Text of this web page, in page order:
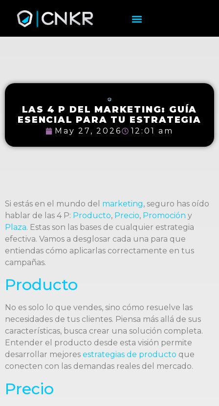
LAS 4 P DEL MARKETING: GUÍA
ESENCIAL PARA TU ESTRATEGIA
May 27, 2026 12:01 am
Si estás en el mundo del marketing, seguro has oído
hablar de las 4 P: Producto, Precio, Promoción y
Plaza. Estas son las bases de cualquier estrategia
efectiva. Vamos a desglosar cada una para que
entiendas cómo aplicarlas correctamente en tus
campañas.
Producto
No es solo lo que vendes, sino cómo resuelve las
necesidades de tus clientes. Piensa más allá de sus
características, busca crear una solución completa.
Entender el producto desde esta visión permite
desarrollar mejores estrategias de producto que
conecten con las demandas reales del mercado.
Precio